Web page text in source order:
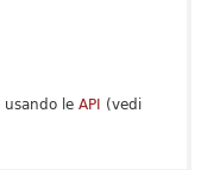
le API (vedi